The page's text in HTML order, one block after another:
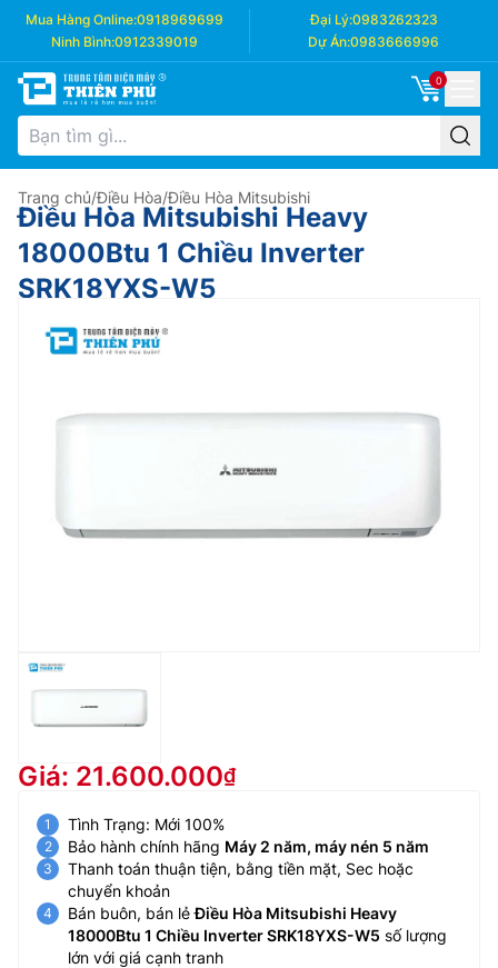
Mua Hàng Online:0918969699 Đại Lý:0983262323
Ninh Bình:0912339019 Dự Án:0983666996
0
Trang chủ/Điều Hòa/Điều Hòa Mitsubishi
Điều Hòa Mitsubishi Heavy
18000Btu 1 Chiều Inverter
SRK18YXS-W5
Giá: 21.600.000
Tình Trạng: Mới 100%
Bảo hành chính hãng Máy 2 năm, máy nén 5 năm
Thanh toán thuận tiện, bằng tiền mặt, Sec hoặc
chuyển khoản
Bán buôn, bán lẻĐiều Hòa Mitsubishi Heavy
18000Btu 1 Chiều Inverter SRK18YXS-W5 số lượng
lớn với giá cạnh tranh